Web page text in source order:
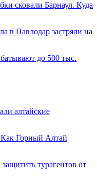
сковали Барнаул. Куда
в Павлодар застряли на
до 500 тыс.
алтайские
Как Горный Алтай
турагентов от